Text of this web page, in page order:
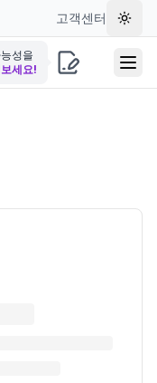
고객센터 테마
성을
세요!